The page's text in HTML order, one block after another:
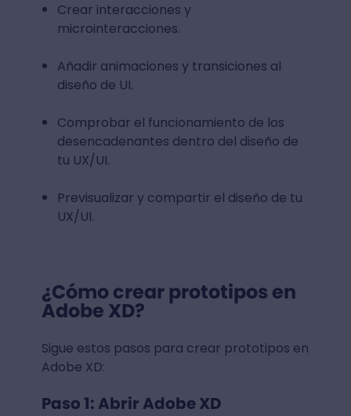
Crear interacciones y
microinteracciones.
Añadir animaciones y transiciones al
diseño de UI.
Comprobar el funcionamiento de los
desencadenantes dentro del diseño de
tu UX/UI.
Previsualizar y compartir el diseño de tu
UX/UI.
¿Cómo crear prototipos en
Adobe XD?
Sigue estos pasos para crear prototipos en
Adobe XD:
Paso 1: Abrir Adobe XD